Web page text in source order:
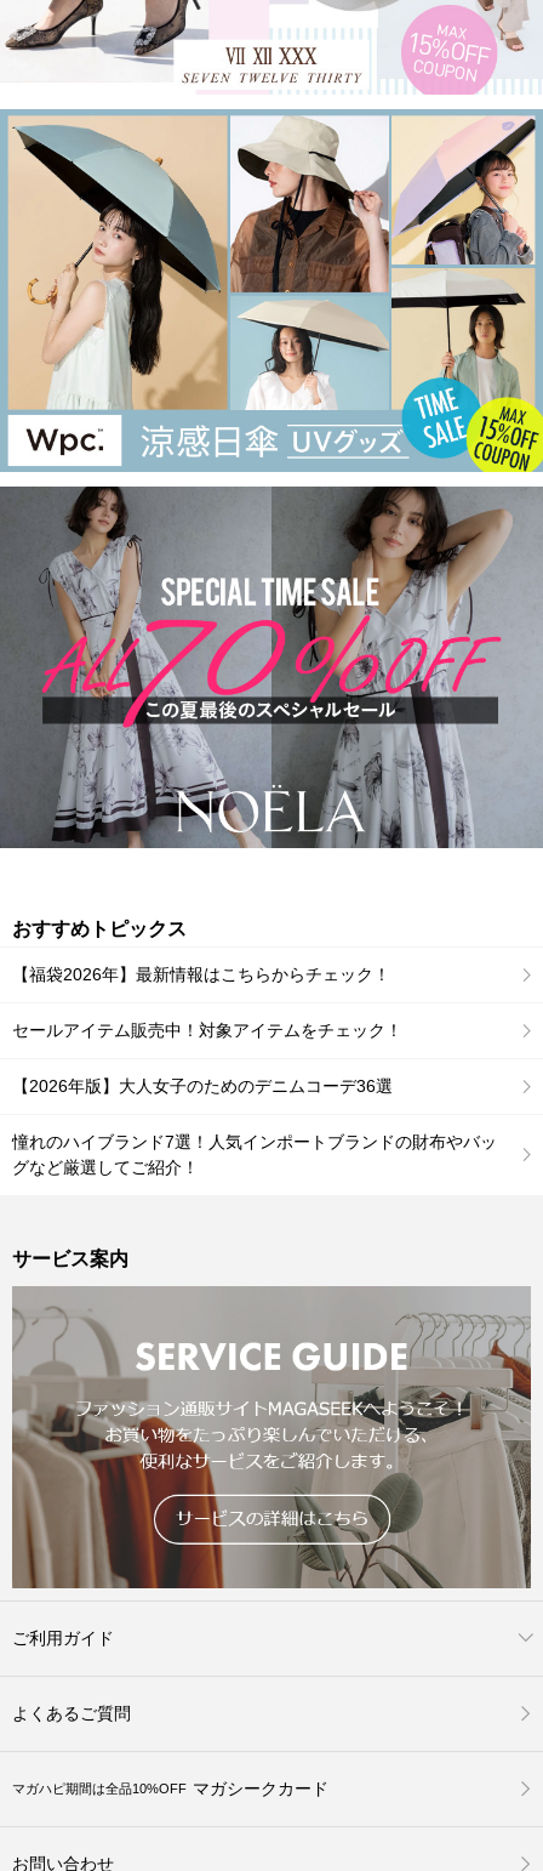
おすすめトピックス
【福袋2026年】最新情報はこちらからチェック！
セールアイテム販売中！対象アイテムをチェック！
【2026年版】大人女子のためのデニムコーデ36選
憧れのハイブランド7選！人気インポートブランドの財布やバッ
グなど厳選してご紹介！
サービス案内
ご利用ガイド
よくあるご質問
マガハピ期間は全品10%OFF マガシークカード
お問い合わせ